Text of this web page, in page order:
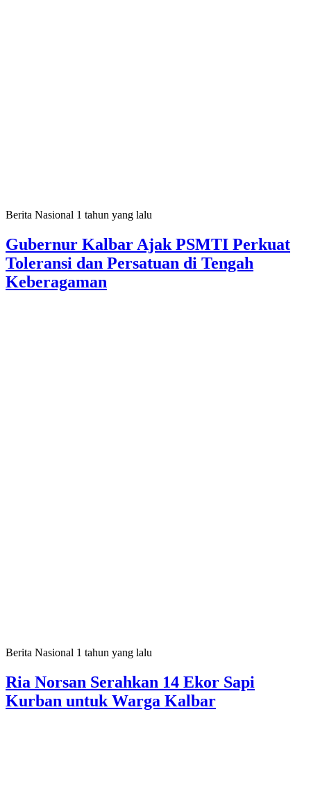
Berita Nasional 1 tahun yang lalu
Gubernur Kalbar Ajak PSMTI Perkuat
Toleransi dan Persatuan di Tengah
Keberagaman
Berita Nasional 1 tahun yang lalu
Ria Norsan Serahkan 14 Ekor Sapi
Kurban untuk Warga Kalbar